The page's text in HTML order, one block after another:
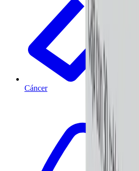
Cáncer